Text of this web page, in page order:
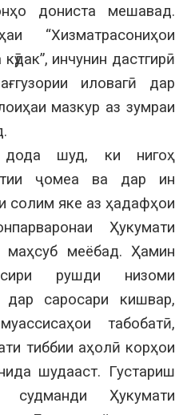
дониста мешавад.
“Хизматрасониҳои
инчунин дастгирӣ
иловагӣ дар
мазкур аз зумраи
дода шуд, ки нигоҳ
ҷомеа ва дар ин
солим яке аз ҳадафҳои
Ҳукумати
маҳсуб меёбад. Ҳамин
рушди низоми
дар саросари кишвар,
табобатӣ,
тиббии аҳолӣ корҳои
шудааст. Густариш
судманди Ҳукумати